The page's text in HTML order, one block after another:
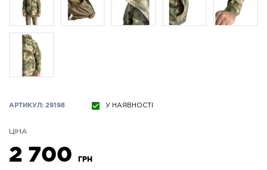
АРТИКУЛ: 29198 У НАЯВНОСТІ
ЦІНА
2 700 ГРН